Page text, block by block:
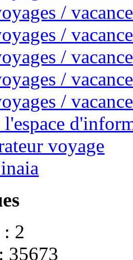
/
/
/
/
/
l'espace
voyage
: 2
: 35673